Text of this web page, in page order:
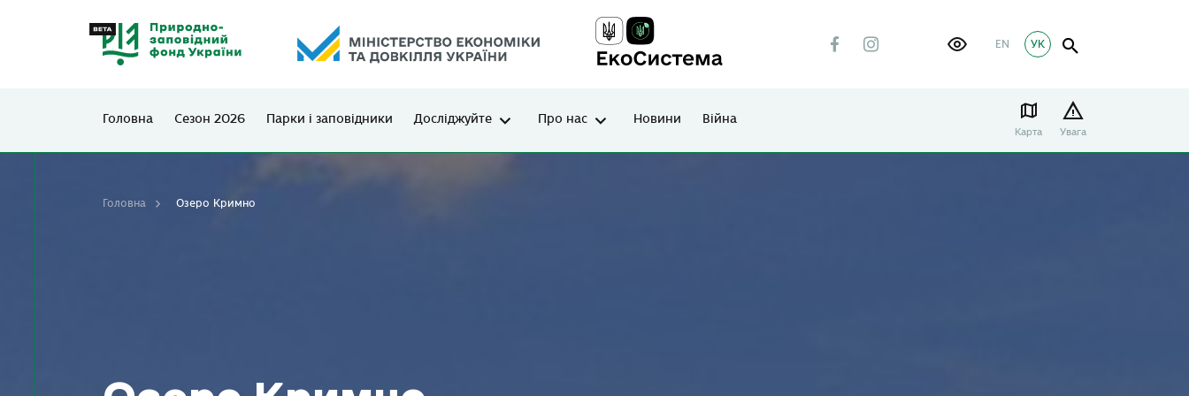
УК
EN
Головна Сезон 2026 Парки і заповідники Досліджуйте Про нас Новини Війна
Карта Увага
Головна Озеро Кримно